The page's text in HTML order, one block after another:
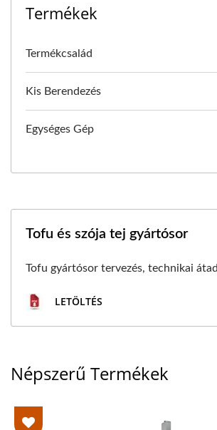
Termékek
Termékcsalád
Kis Berendezés
Egységes Gép
Tofu és szója tej gyártósor
Tofu gyártósor tervezés, technikai
LETÖLTÉS
Népszerű Termékek